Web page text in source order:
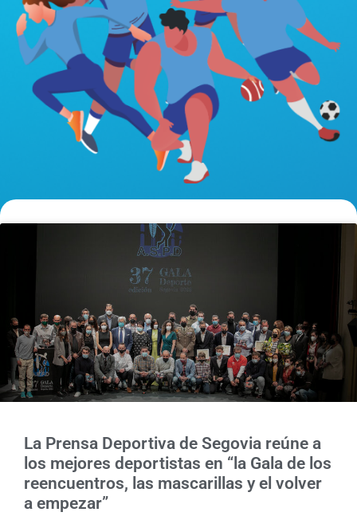
La Prensa Deportiva de Segovia reúne a
los mejores deportistas en “la Gala de los
reencuentros, las mascarillas y el volver
a empezar”